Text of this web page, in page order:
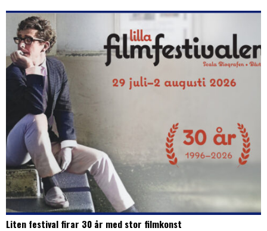
Liten festival firar 30 år med stor filmkonst